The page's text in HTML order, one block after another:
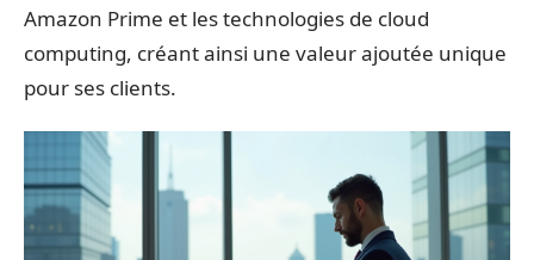
Amazon Prime et les technologies de cloud
computing, créant ainsi une valeur ajoutée unique
pour ses clients.